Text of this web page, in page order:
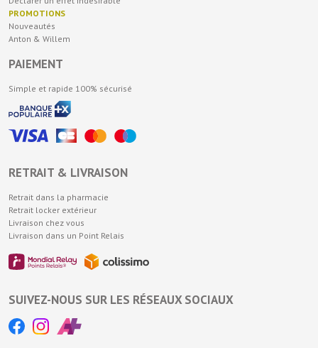
PROMOTIONS
Nouveautés
Anton & Willem
PAIEMENT
Simple et rapide 100% sécurisé
RETRAIT & LIVRAISON
Retrait dans la pharmacie
Retrait locker extérieur
Livraison chez vous
Livraison dans un Point Relais
SUIVEZ-NOUS SUR LES RÉSEAUX SOCIAUX